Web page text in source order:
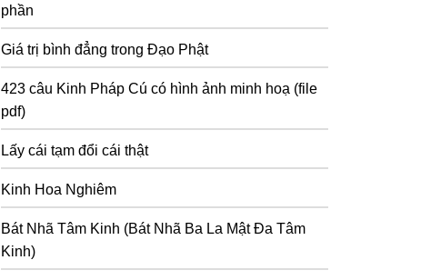
phần
Giá trị bình đẳng trong Đạo Phật
423 câu Kinh Pháp Cú có hình ảnh minh hoạ (file
pdf)
Lấy cái tạm đổi cái thật
Kinh Hoa Nghiêm
Bát Nhã Tâm Kinh (Bát Nhã Ba La Mật Đa Tâm
Kinh)